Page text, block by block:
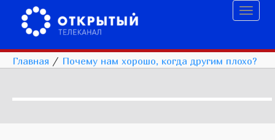
Главная / Почему нам хорошо, когда другим плохо?